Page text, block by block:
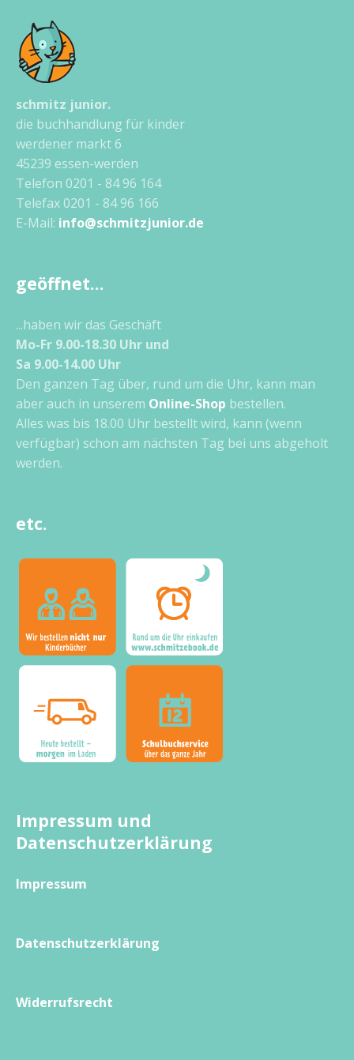
schmitz junior.
die buchhandlung für kinder
werdener markt 6
45239 essen-werden
Telefon 0201 - 84 96 164
Telefax 0201 - 84 96 166
E-Mail: info@schmitzjunior.de
geöffnet…
...haben wir das Geschäft
Mo-Fr 9.00-18.30 Uhr und
Sa 9.00-14.00 Uhr
Den ganzen Tag über, rund um die Uhr, kann man
aber auch in unserem Online-Shop bestellen.
Alles was bis 18.00 Uhr bestellt wird, kann (wenn
verfügbar) schon am nächsten Tag bei uns abgeholt
werden.
etc.
Impressum und
Datenschutzerklärung
Impressum
Datenschutzerklärung
Widerrufsrecht